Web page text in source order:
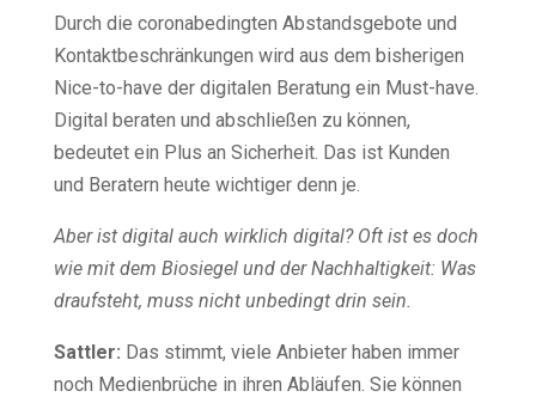
Durch die coronabedingten Abstandsgebote und
Kontaktbeschränkungen wird aus dem bisherigen
Nice-to-have der digitalen Beratung ein Must-have.
Digital beraten und abschließen zu können,
bedeutet ein Plus an Sicherheit. Das ist Kunden
und Beratern heute wichtiger denn je.
Aber ist digital auch wirklich digital? Oft ist es doch
wie mit dem Biosiegel und der Nachhaltigkeit: Was
draufsteht, muss nicht unbedingt drin sein.
Sattler: Das stimmt, viele Anbieter haben immer
noch Medienbrüche in ihren Abläufen. Sie können